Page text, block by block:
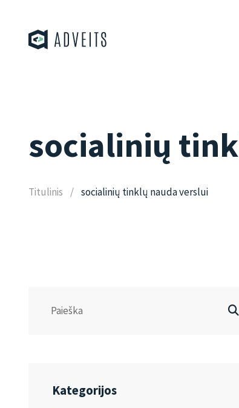
socialinių
Titulinis socialinių tinklų nauda verslui
Kategorijos